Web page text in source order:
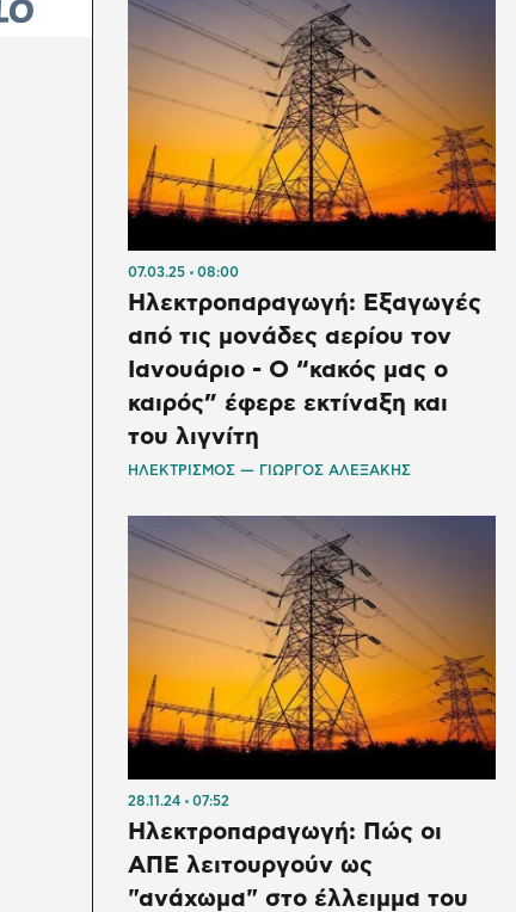
07.03.25 08:00
Ηλεκτροπαραγωγή: Εξαγωγές
από τις μονάδες αερίου τον
Ιανουάριο - O “κακός μας ο
καιρός” έφερε εκτίναξη και
του λιγνίτη
ΗΛΕΚΤΡΙΣΜΟΣ — ΓΙΩΡΓΟΣ ΑΛΕΞΑΚΗΣ
28.11.24 07:52
Ηλεκτροπαραγωγή: Πώς οι
ΑΠΕ λειτουργούν ως
"ανάχωμα" στο έλλειμμα του